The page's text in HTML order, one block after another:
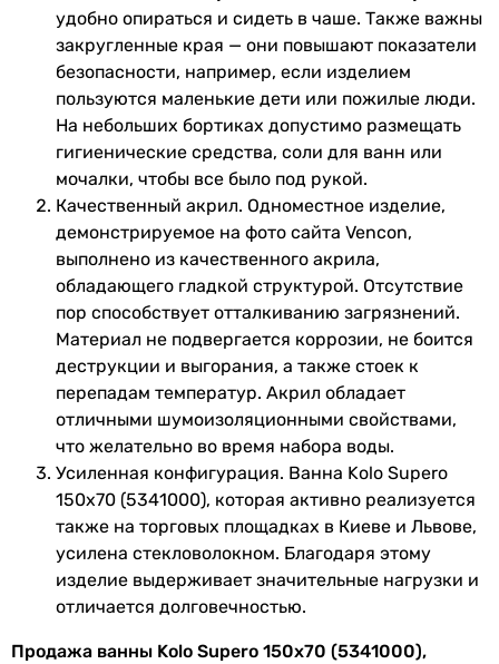
Высота в
упаковке
500 мм
Вес в упаковке
Гарантия
Гарантия 84 мес.
Увидели ошибку в описании или характеристиках?
Сообщите нам об этом!
Сообщить об ошибке
Характеристики, комплектация и фотографии Kolo Supero
150x70 (5341000) носят ознакомительный характер и могут
изменяться производителем без уведомления. Магазин не
несет ответственности за изменения, внесенные
производителем.
удобно опираться и сидеть в чаше. Также важны
закругленные края — они повышают показатели
безопасности, например, если изделием
пользуются маленькие дети или пожилые люди.
На небольших бортиках допустимо размещать
гигиенические средства, соли для ванн или
мочалки, чтобы все было под рукой.
Качественный акрил. Одноместное изделие,
демонстрируемое на фото сайта Vencon,
выполнено из качественного акрила,
обладающего гладкой структурой. Отсутствие
пор способствует отталкиванию загрязнений.
Материал не подвергается коррозии, не боится
деструкции и выгорания, а также стоек к
перепадам температур. Акрил обладает
отличными шумоизоляционными свойствами,
что желательно во время набора воды.
Усиленная конфигурация. Ванна Kolo Supero
150x70 (5341000), которая активно реализуется
также на торговых площадках в Киеве и Львове,
усилена стекловолокном. Благодаря этому
изделие выдерживает значительные нагрузки и
отличается долговечностью.
Продажа ванны Kolo Supero 150x70 (5341000),